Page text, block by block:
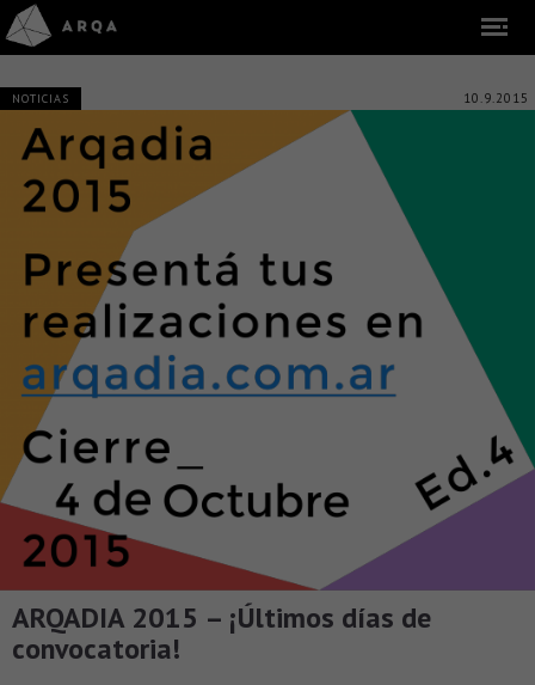
NOTICIAS 10.9.2015
ARQADIA 2015 – ¡Últimos días de
convocatoria!